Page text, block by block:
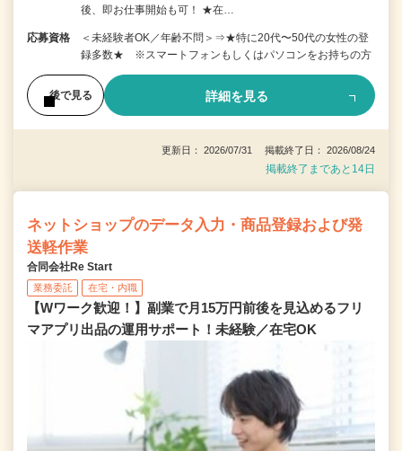
後、即お仕事開始も可！ ★在…
応募資格
＜未経験者OK／年齢不問＞⇒★特に20代〜50代の女性の登
録多数★ ※スマートフォンもしくはパソコンをお持ちの方
後で見る 詳細を見る
更新日： 2026/07/31 掲載終了日： 2026/08/24
掲載終了まであと14日
ネットショップのデータ入力・商品登録および発
送軽作業
合同会社Re Start
業務委託 在宅・内職
【Wワーク歓迎！】副業で月15万円前後を見込めるフリ
マアプリ出品の運用サポート！未経験／在宅OK